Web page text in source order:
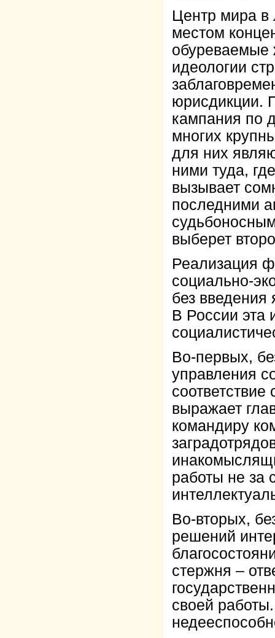
Центр мира в
местом
идеологии
юрисдикции.
кампания по
многих
для них
ними туда,
вызывает
последними
выберет
Реализация
социально-
без введения
В России эта
Во-первых,
управления
выражает
командиру
работы не за
Во-вторых,
решений
стержня –
своей